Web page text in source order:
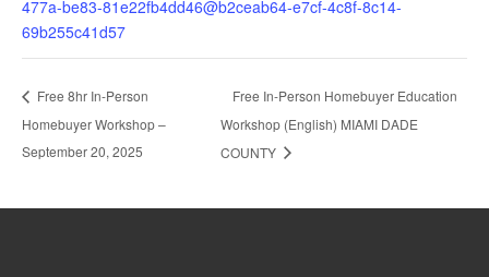
477a-be83-81e22fb4dd46@b2ceab64-e7cf-4c8f-8c14-
69b255c41d57
Free 8hr In-Person
Homebuyer Workshop –
September 20, 2025
Free In-Person Homebuyer Education
Workshop (English) MIAMI DADE
COUNTY